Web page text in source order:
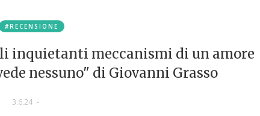
#RECENSIONE
inquietanti meccanismi di un amore
nessuno" di Giovanni Grasso
3.6.24 -